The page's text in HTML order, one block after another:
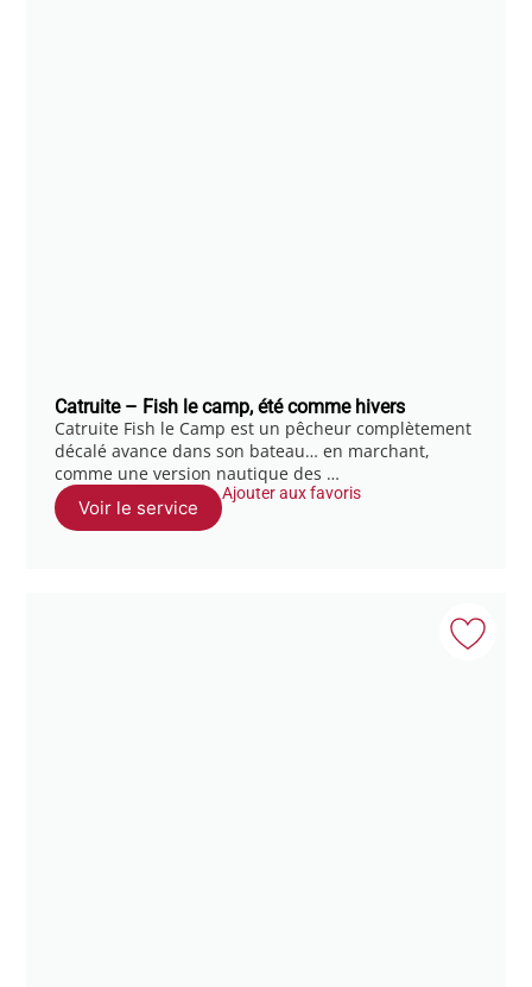
Catruite – Fish le camp, été comme hivers
Catruite Fish le Camp est un pêcheur complètement
décalé avance dans son bateau… en marchant,
comme une version nautique des …
Voir le service
Ajouter aux favoris